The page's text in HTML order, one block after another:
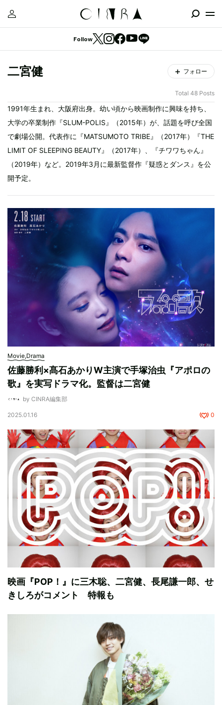
Follow
二宮健 フォロー
Total 48 Posts
1991年生まれ、大阪府出身。幼い頃から映画制作に興味を持ち、
大学の卒業制作『SLUM-POLIS』（2015年）が、話題を呼び全国
で劇場公開。代表作に『MATSUMOTO TRIBE』（2017年）『THE
LIMIT OF SLEEPING BEAUTY』（2017年）、『チワワちゃん』
（2019年）など。2019年3月に最新監督作『疑惑とダンス』を公
開予定。
Movie,Drama
佐藤勝利×髙石あかりW主演で手塚治虫『アポロの
歌』を実写ドラマ化。監督は二宮健
by CINRA編集部
2025.01.16 0
映画『POP！』に三木聡、二宮健、長尾謙一郎、せ
きしろがコメント 特報も